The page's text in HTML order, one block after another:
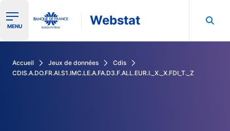
Ouvrir le menu de navigation
MENU Webstat
Accueil Jeux de données
Cdis
CDIS.A.DO.FR.AI.S1.IMC.LE.A.FA.D3.F.ALL.EUR.I._X._X.FDI_T._Z